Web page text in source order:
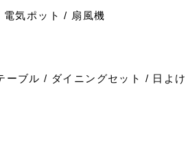
気ポット / 扇風機
ーブル / ダイニングセット / 日よけ